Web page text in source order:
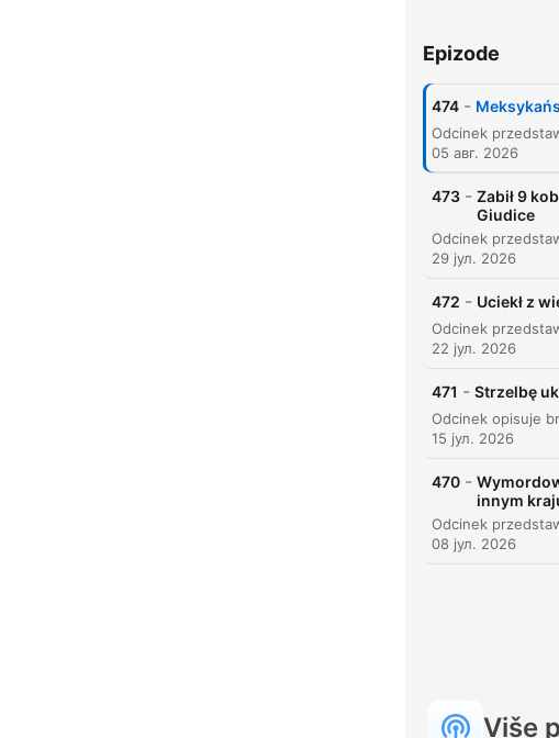
00:01:01
00:07:24
Epizode
474 -
05 авг. 2026
473 - Zabił 9
Giudice
29 јул. 2026
472 - Uciekł z
22 јул. 2026
471 - Strzelbę
15 јул. 2026
470 -
innym
08 јул. 2026
Više